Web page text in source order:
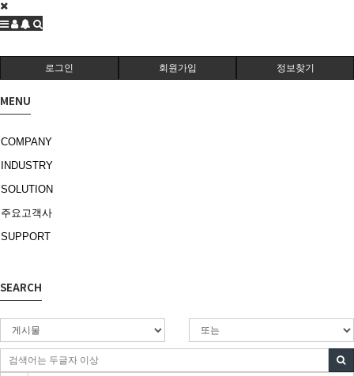
로그인 회원가입 정보찾기
MENU
COMPANY
INDUSTRY
SOLUTION
주요고객사
SUPPORT
SEARCH